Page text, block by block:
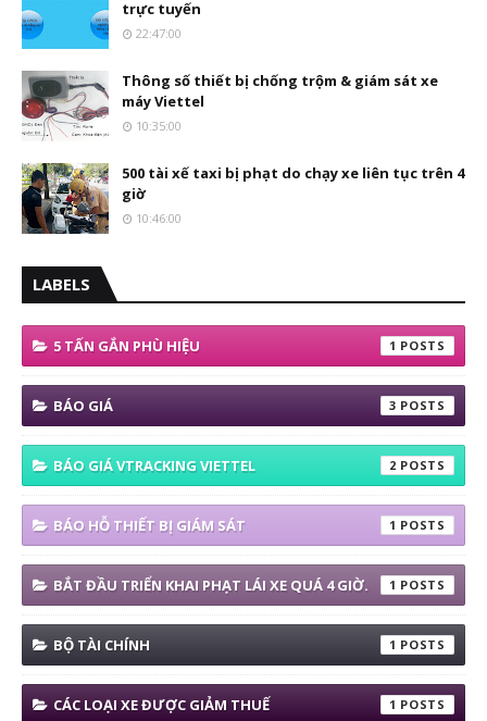
trực tuyến
22:47:00
Thông số thiết bị chống trộm & giám sát xe
máy Viettel
10:35:00
500 tài xế taxi bị phạt do chạy xe liên tục trên 4
giờ
10:46:00
LABELS
5 TẤN GẮN PHÙ HIỆU 1
BÁO GIÁ 3
BÁO GIÁ VTRACKING VIETTEL 2
BÁO HỖ THIẾT BỊ GIÁM SÁT 1
BẮT ĐẦU TRIỂN KHAI PHẠT LÁI XE QUÁ 4 GIỜ. 1
BỘ TÀI CHÍNH 1
CÁC LOẠI XE ĐƯỢC GIẢM THUẾ 1